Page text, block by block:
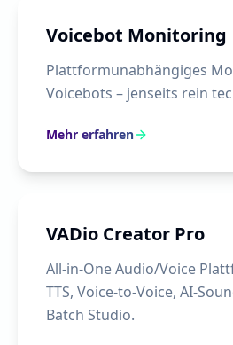
Voicebot Monitoring
Plattformunabhängiges
Voicebots – jenseits rein
Mehr erfahren
VADio Creator Pro
All-in-One Audio/Voice
TTS, Voice-to-Voice, AI-
Batch Studio.